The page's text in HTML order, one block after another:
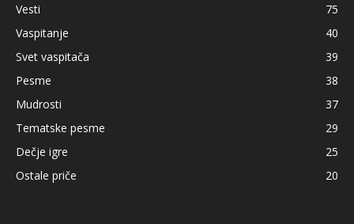
Vesti
75
Vaspitanje
40
Svet vaspitača
39
Pesme
38
Mudrosti
37
Tematske pesme
29
Dečje igre
25
Ostale priče
20